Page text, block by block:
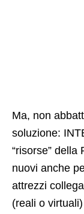
Ma, non
soluzione:
“risorse”
nuovi anche
attrezzi
(reali o